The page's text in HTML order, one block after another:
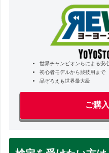
世界チャンピオンらによる安
初心者モデルから競技用まで
品ぞろえも世界最大級
ご購